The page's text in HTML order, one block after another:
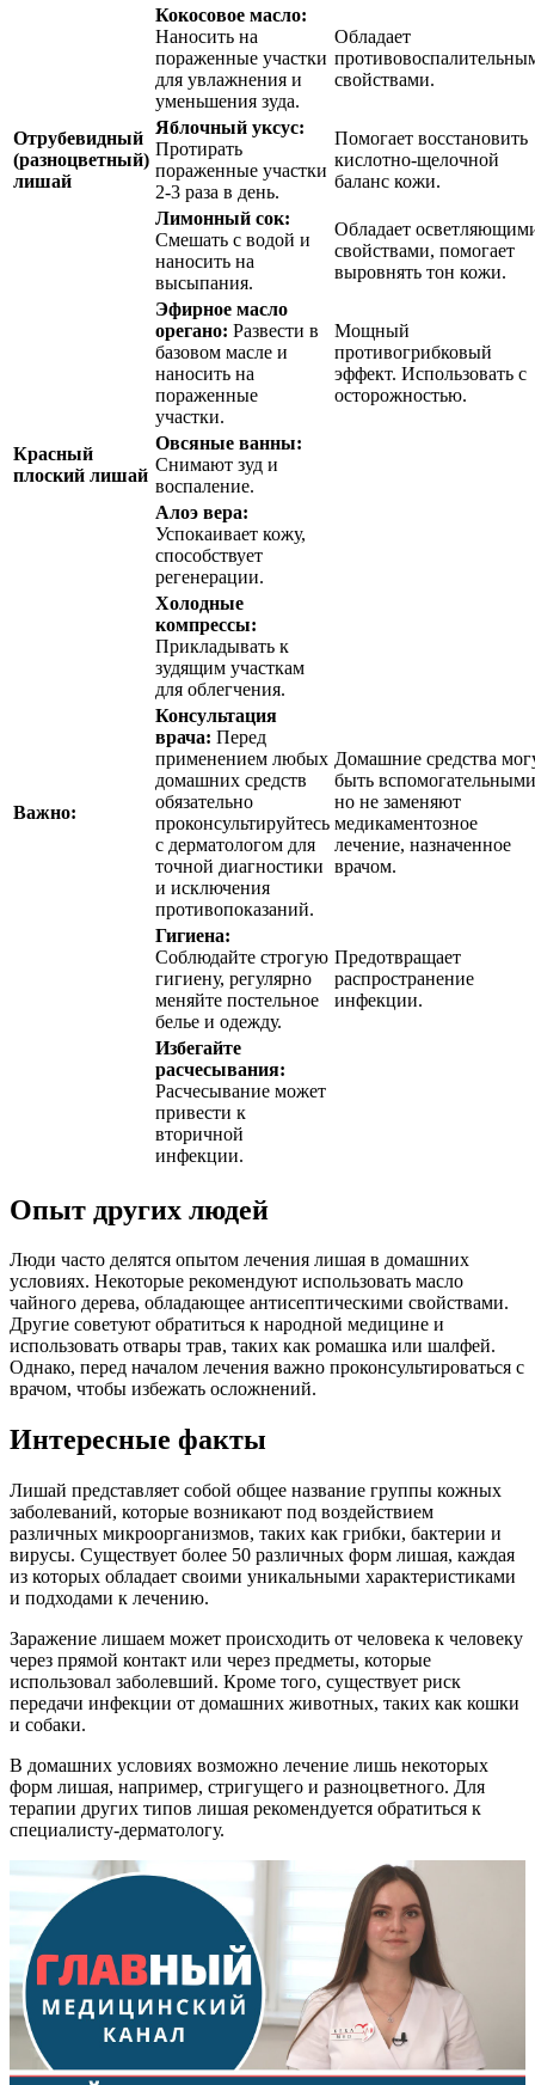
Кокосовое масло:
Наносить на
пораженные участки
для увлажнения и
уменьшения зуда.
Обладает
свойствами.
Отрубевидный
(разноцветный)
лишай
Яблочный уксус:
Протирать
пораженные участки
2-3 раза в день.
Помогает восстановить
кислотно-щелочной
баланс кожи.
Лимонный сок:
Смешать с водой и
наносить на
высыпания.
Обладает
свойствами, помогает
выровнять тон кожи.
Эфирное масло
орегано: Развести в
базовом масле и
наносить на
пораженные
участки.
Мощный
противогрибковый
эффект. Использовать с
осторожностью.
Красный
плоский лишай
Овсяные ванны:
Снимают зуд и
воспаление.
Алоэ вера:
Успокаивает кожу,
способствует
регенерации.
Холодные
компрессы:
Прикладывать к
зудящим участкам
для облегчения.
Важно:
Консультация
врача: Перед
применением любых
домашних средств
обязательно
проконсультируйтесь
с дерматологом для
точной диагностики
и исключения
противопоказаний.
Домашние средства
быть
но не заменяют
медикаментозное
лечение, назначенное
врачом.
Гигиена:
Соблюдайте строгую
гигиену, регулярно
меняйте постельное
белье и одежду.
Предотвращает
распространение
инфекции.
Избегайте
расчесывания:
Расчесывание может
привести к
вторичной
инфекции.
Опыт других людей
Люди часто делятся опытом лечения лишая в домашних
условиях. Некоторые рекомендуют использовать масло
чайного дерева, обладающее антисептическими свойствами.
Другие советуют обратиться к народной медицине и
использовать отвары трав, таких как ромашка или шалфей.
Однако, перед началом лечения важно проконсультироваться с
врачом, чтобы избежать осложнений.
Интересные факты
Лишай представляет собой общее название группы кожных
заболеваний, которые возникают под воздействием
различных микроорганизмов, таких как грибки, бактерии и
вирусы. Существует более 50 различных форм лишая, каждая
из которых обладает своими уникальными характеристиками
и подходами к лечению.
Заражение лишаем может происходить от человека к человеку
через прямой контакт или через предметы, которые
использовал заболевший. Кроме того, существует риск
передачи инфекции от домашних животных, таких как кошки
и собаки.
В домашних условиях возможно лечение лишь некоторых
форм лишая, например, стригущего и разноцветного. Для
терапии других типов лишая рекомендуется обратиться к
специалисту-дерматологу.